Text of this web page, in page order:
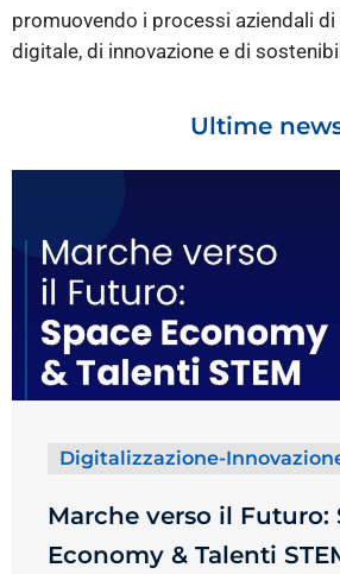
promuovendo i processi aziendali
digitale, di innovazione e di
Ultime
Digitalizzazione-
Marche verso il Futuro:
Economy & Talenti